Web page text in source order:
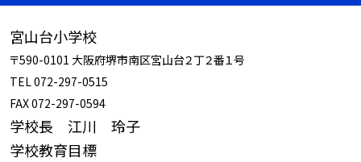
宮山台小学校
〒590-0101 大阪府堺市南区宮山台２丁２番１号
TEL 072-297-0515
FAX 072-297-0594
学校長 江川 玲子
学校教育目標